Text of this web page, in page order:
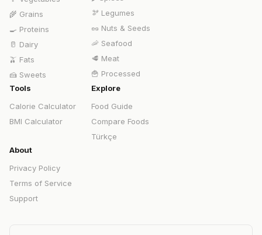
🌾 Grains
🍳 Proteins
🥛 Dairy
🫒 Fats
🍰 Sweets
🫘 Legumes
🥜 Nuts & Seeds
🦐 Seafood
🥩 Meat
🍟 Processed
Tools
Calorie Calculator
BMI Calculator
Explore
Food Guide
Compare Foods
Türkçe
About
Privacy Policy
Terms of Service
Support